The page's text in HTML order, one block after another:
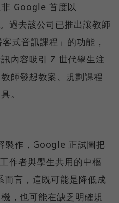
Google 首度以
過去該公司已推出讓教師
式音訊課程」的功能，
內容吸引 Z 世代學生注
師發想教案、規劃課程
。
製作，Google 正試圖把
作者與學生共用的中樞
言，這既可能是降低成
，也可能在缺乏明確規